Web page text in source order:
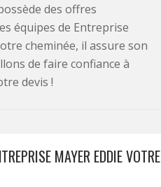
des offres
équipes de Entreprise
cheminée, il assure son
de faire confiance à
devis !
MAYER EDDIE VOTRE